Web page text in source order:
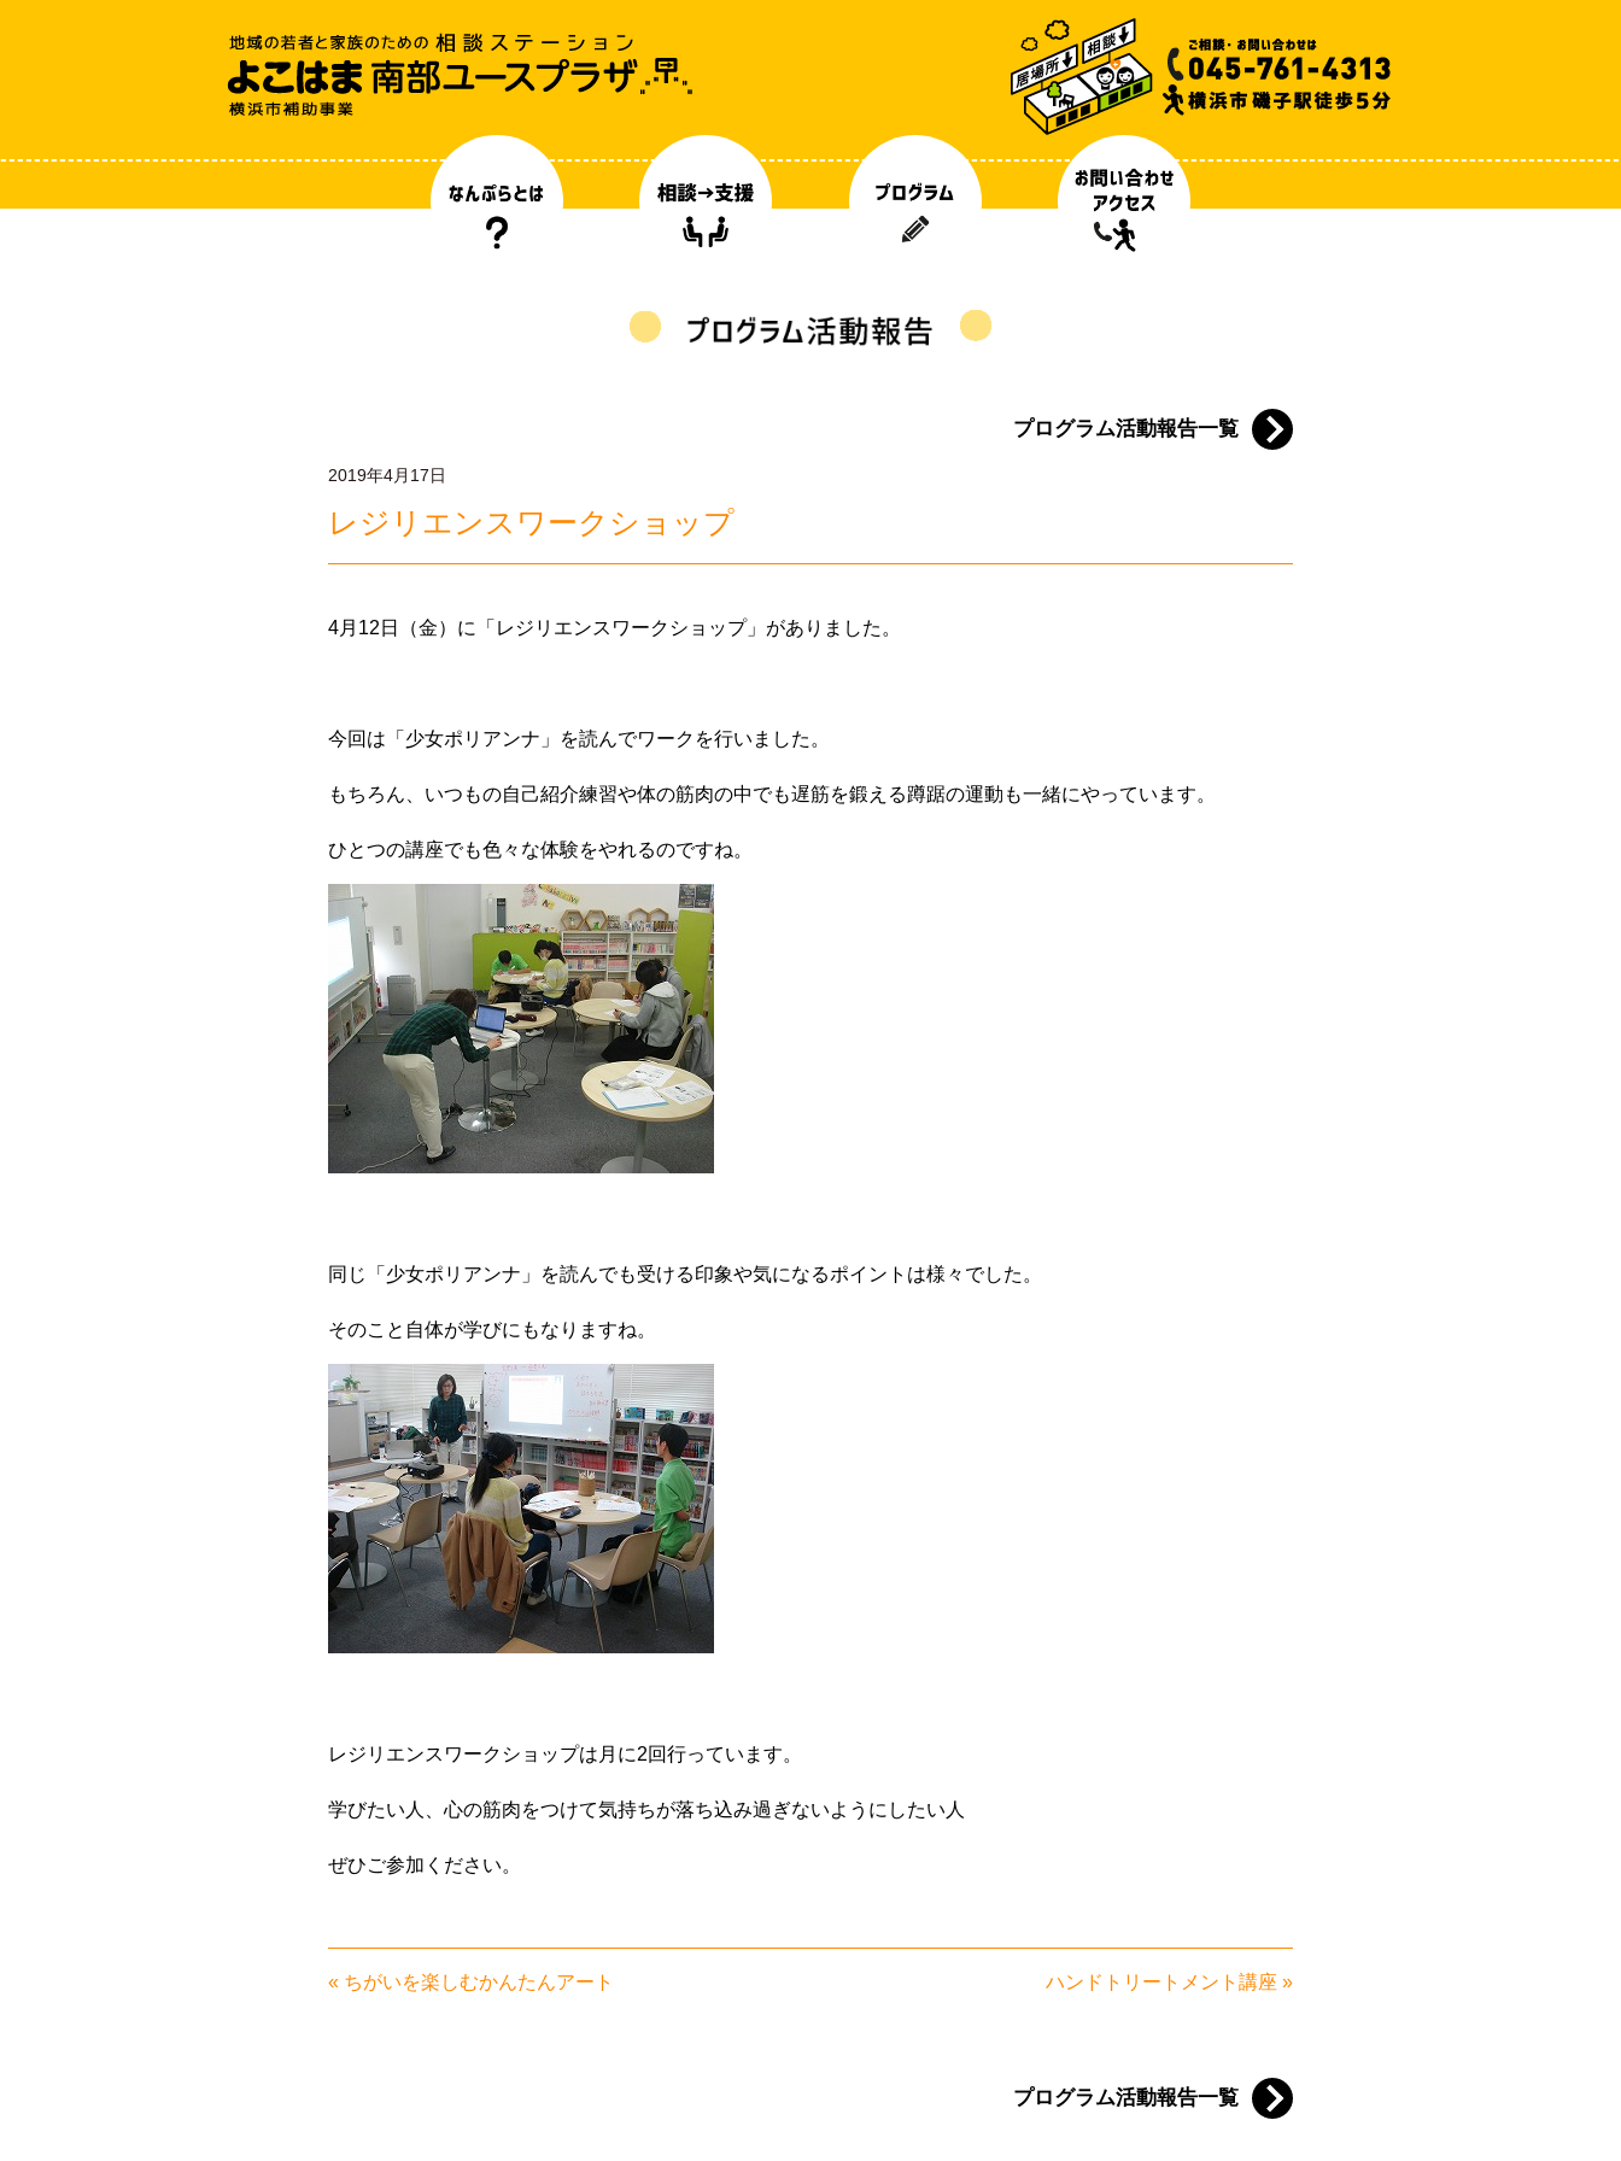
プログラム活動報告一覧
2019年4月17日
レジリエンスワークショップ
4月12日（金）に「レジリエンスワークショップ」がありました。
今回は「少女ポリアンナ」を読んでワークを行いました。
もちろん、いつもの自己紹介練習や体の筋肉の中でも遅筋を鍛える蹲踞の運動も一緒にやっています。
ひとつの講座でも色々な体験をやれるのですね。
同じ「少女ポリアンナ」を読んでも受ける印象や気になるポイントは様々でした。
そのこと自体が学びにもなりますね。
レジリエンスワークショップは月に2回行っています。
学びたい人、心の筋肉をつけて気持ちが落ち込み過ぎないようにしたい人
ぜひご参加ください。
« ちがいを楽しむかんたんアート ハンドトリートメント講座 »
プログラム活動報告一覧